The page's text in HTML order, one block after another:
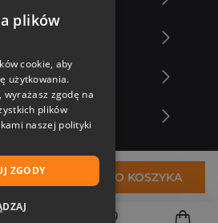
DO KOSZYKA
plików
cookie, aby
użytkowania.
wyrażasz zgodę na
plików
naszej polityki
ZGODY